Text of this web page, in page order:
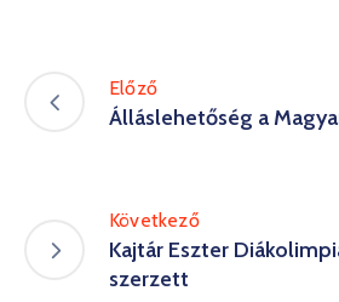
Előző
Álláslehetőség a
Következő
Kajtár Eszter
szerzett